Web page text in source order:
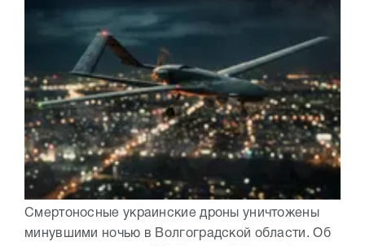
Смертоносные украинские дроны уничтожены
минувшими ночью в Волгоградской области. Об